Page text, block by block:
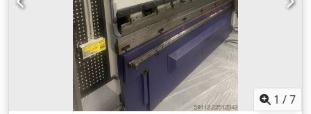
1 /7